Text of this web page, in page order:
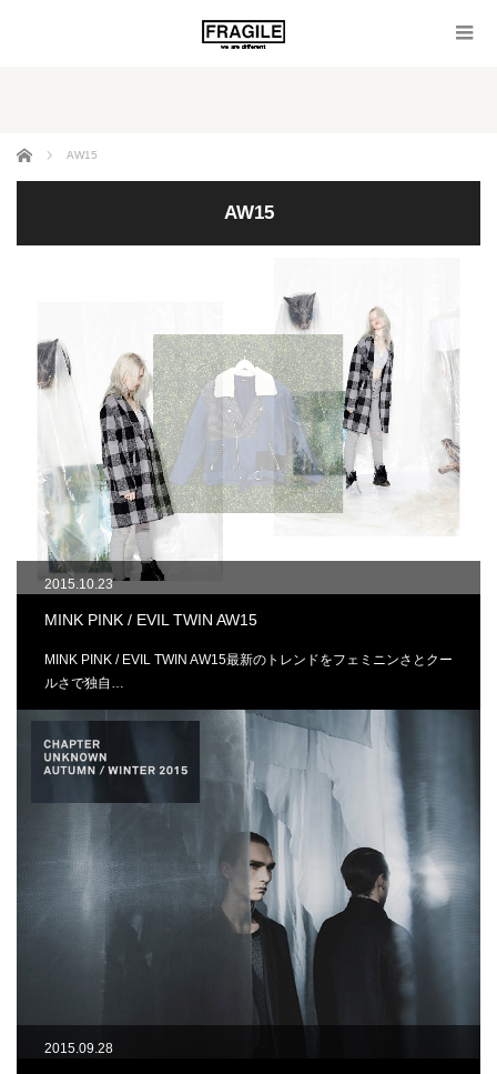
ホーム AW15
AW15
2015.10.23
MINK PINK / EVIL TWIN AW15
MINK PINK / EVIL TWIN AW15最新のトレンドをフェミニンさとクー
ルさで独自…
2015.09.28